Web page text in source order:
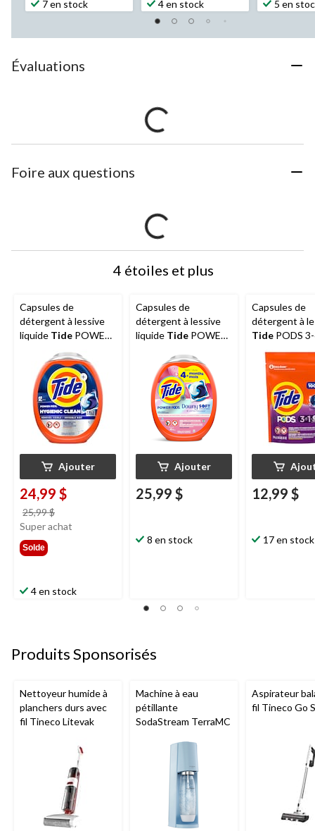
7 en stock 4 en stock 5 en
Évaluations
Foire aux questions
4 étoiles et plus
Capsules de
détergent à lessive
liquide Tide POWER
Heavy Duty 10X,
original, paq. 45
Ajouter
24,99 $
25,99 $
était
Super achat
Solde
4 en stock
Capsules de
détergent à lessive
liquide Tide POWER
rehausseurs doux
Downy, paq. 45
Ajouter
25,99 $
8 en stock
Capsules de
détergent à
Tide PODS
parfum Spring
Meadow,
12,99 $
17 en stock
Produits Sponsorisés
Nettoyeur humide à
planchers durs avec
fil Tineco Litevak
Machine à eau
pétillante
SodaStream TerraMC
Aspirateur
fil Tineco Go